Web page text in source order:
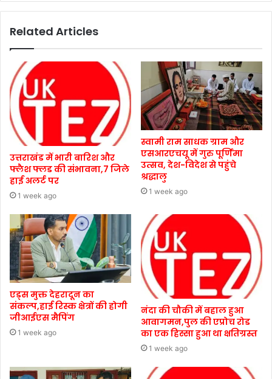
Related Articles
उत्तराखंड में भारी बारिश और
फ्लैश फ्लड की संभावना,7 जिले
हाई अलर्ट पर
1 week ago
स्वामी राम साधक ग्राम और
एसआरएचयू में गुरु पूर्णिमा
उत्सव, देश-विदेश से पहुंचे
श्रद्धालु
1 week ago
एड्स मुक्त देहरादून का
संकल्प,हाई रिस्क क्षेत्रों की होगी
जीआईएस मैपिंग
1 week ago
नंदा की चौकी में बहाल हुआ
आवागमन,पुल की एप्रोच रोड
का एक हिस्सा हुआ था क्षतिग्रस्त
1 week ago